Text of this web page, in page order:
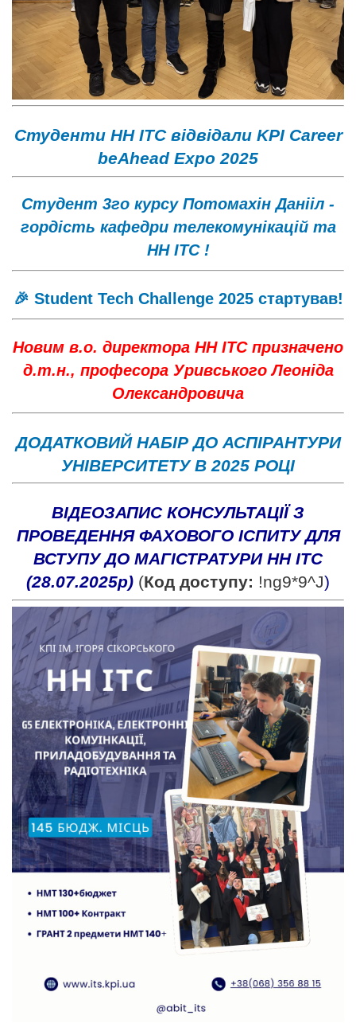
Студенти НН ІТС відвідали KPI Career
beAhead Expo 2025
Cтудент 3го курсу Потомахін Данііл -
гордість кафедри телекомунікацій та
НН ІТС !
🎉 Student Tech Challenge 2025 стартував!
Новим в.о. директора НН ІТС призначено
д.т.н., професора Уривського Леоніда
Олександровича
ДОДАТКОВИЙ НАБІР ДО АСПІРАНТУРИ
УНІВЕРСИТЕТУ В 2025 РОЦІ
ВІДЕОЗАПИС КОНСУЛЬТАЦІЇ З
ПРОВЕДЕННЯ ФАХОВОГО ІСПИТУ ДЛЯ
ВСТУПУ ДО МАГІСТРАТУРИ НН ІТС
(28.07.2025р) (Код доступу: !ng9*9^J)